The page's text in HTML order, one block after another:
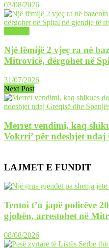
03/08/2026
Një fëmijë 2 vjeç ra në
Mitrovicë, dërgohet në
31/07/2026
Next Post
Merret vendimi, kaq
Vokrri’ për ndeshjet ndaj
LAJMET E FUNDIT
Tentoi t’u japë policëve
gjobën, arrestohet në
08/08/2026